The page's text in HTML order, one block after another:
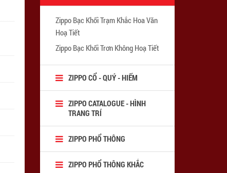
Zippo Bạc Khối Trạm Khắc Hoa Văn
Hoạ Tiết
Zippo Bạc Khối Trơn Không Hoạ Tiết
ZIPPO CỔ - QUÝ - HIẾM
ZIPPO CATALOGUE - HÌNH
TRANG TRÍ
ZIPPO PHỔ THÔNG
ZIPPO PHỔ THÔNG KHẮC